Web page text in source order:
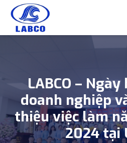
Skip to main content
LABCO –
doanh nghiệp
thiệu việc làm
2024 tại